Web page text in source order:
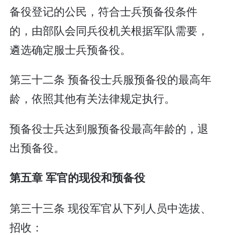
备役登记的公民，符合士兵预备役条件
的，由部队会同兵役机关根据军队需要，
遴选确定服士兵预备役。
第三十二条 预备役士兵服预备役的最高年
龄，依照其他有关法律规定执行。
预备役士兵达到服预备役最高年龄的，退
出预备役。
第五章 军官的现役和预备役
第三十三条 现役军官从下列人员中选拔、
招收：